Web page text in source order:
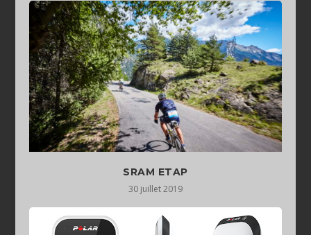
SRAM ETAP
30 juillet 2019